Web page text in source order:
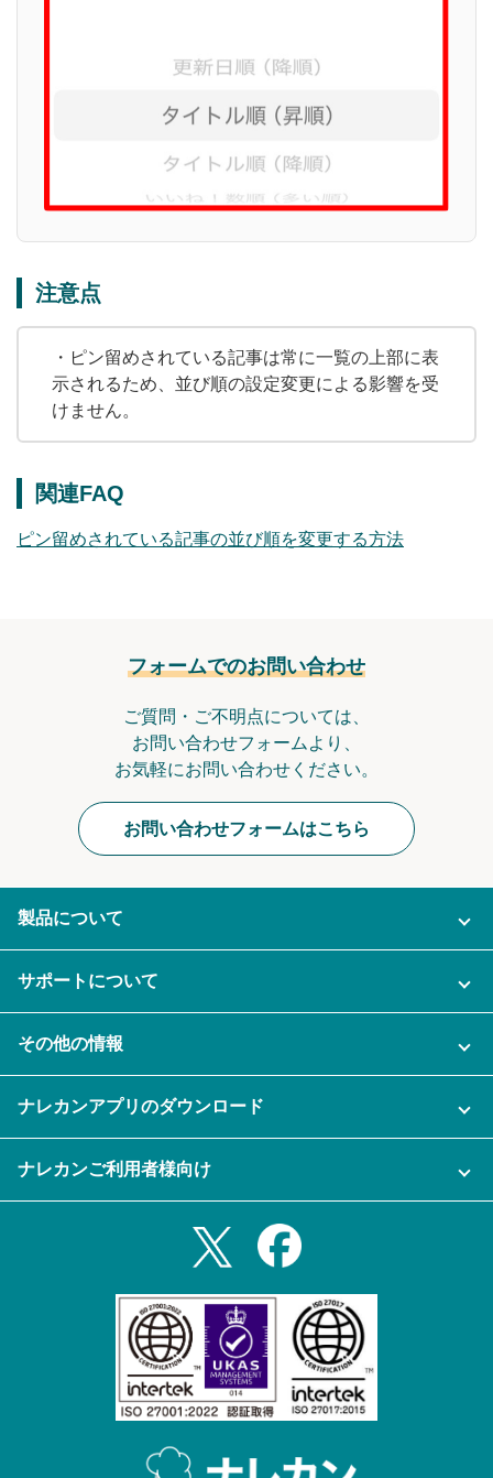
注意点
・ピン留めされている記事は常に一覧の上部に表
示されるため、並び順の設定変更による影響を受
けません。
関連FAQ
ピン留めされている記事の並び順を変更する方法
フォームでのお問い合わせ
ご質問・ご不明点については、
お問い合わせフォームより、
お気軽にお問い合わせください。
お問い合わせフォームはこちら
製品について
ご利用企業様の声
セキュリティ
資料をダウンロードする
メール自動転送機能
ナレカンの紹介動画
サポートについて
充実サポート
その他の情報
セミナー一覧
プライバシーポリシー
ナレカンアプリのダウンロード
Androidタブレットアプリ
ナレカンご利用者様向け